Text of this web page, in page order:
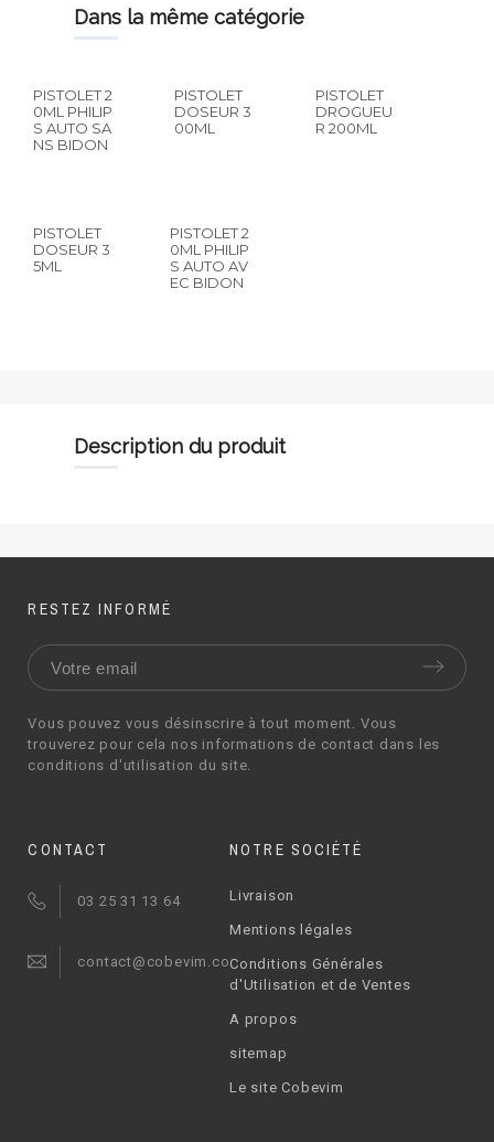
dans la même catégorie
PISTOLET 2
0ML PHILIP
S AUTO SA
NS BIDON
PISTOLET
DOSEUR 3
00ML
PISTOLET
DROGUEU
R 200ML
PISTOLET
DOSEUR 3
5ML
PISTOLET 2
0ML PHILIP
S AUTO AV
EC BIDON
description du produit
RESTEZ INFORMÉ
Vous pouvez vous désinscrire à tout moment. Vous
trouverez pour cela nos informations de contact dans les
conditions d'utilisation du site.
CONTACT
03 25 31 13 64
contact@cobevim.com
NOTRE SOCIÉTÉ
Livraison
Mentions légales
Conditions Générales
d'Utilisation et de Ventes
A propos
sitemap
Le site Cobevim